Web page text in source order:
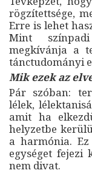
rögzítettsége,
Erre is lehet
Mint
megkívánja a
tánctudományi
Mik ezek az
Pár szóban:
lélek,
amit ha
helyzetbe
a harmónia.
egységet
nem divat.